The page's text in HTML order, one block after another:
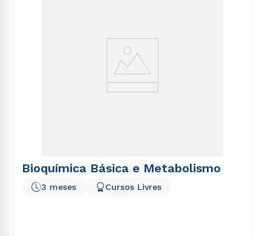
Bioquímica Básica e Metabolismo
3 meses Cursos Livres